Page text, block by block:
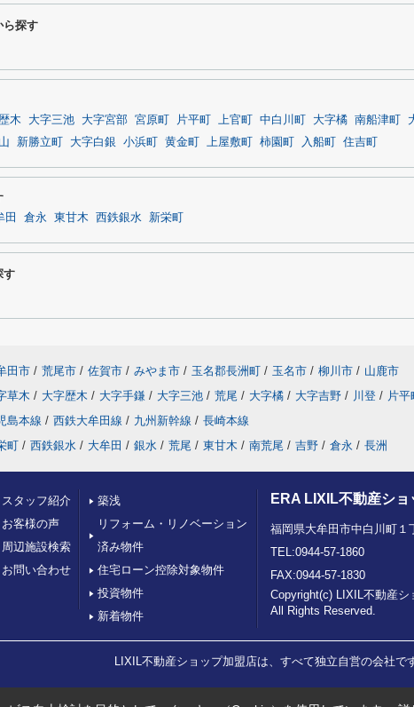
ら探す
木 大字三池 大字宮部 宮原町 片平町 上官町 中白川町 大字橘 南船津町
新勝立町 大字白銀 小浜町 黄金町 上屋敷町 柿園町 入船町 住吉町
田 倉永 東甘木 西鉄銀水 新栄町
す
田市 / 荒尾市 / 佐賀市 / みやま市 / 玉名郡長洲町 / 玉名市 / 柳川市 / 山鹿市
草木 / 大字歴木 / 大字手鎌 / 大字三池 / 荒尾 / 大字橘 / 大字吉野 / 川登 / 片平
島本線 / 西鉄大牟田線 / 九州新幹線 / 長崎本線
町 / 西鉄銀水 / 大牟田 / 銀水 / 荒尾 / 東甘木 / 南荒尾 / 吉野 / 倉永 / 長洲
スタッフ紹介
お客様の声
周辺施設検索
お問い合わせ
築浅
リフォーム・リノベーション
済み物件
住宅ローン控除対象物件
投資物件
新着物件
ERA LIXIL不動産シ
福岡県大牟田市中白川町１
TEL:0944-57-1860
FAX:0944-57-1830
Copyright(c) LIXIL不動産シ
All Rights Reserved.
LIXIL不動産ショップ加盟店は、すべて独立自営の会社で